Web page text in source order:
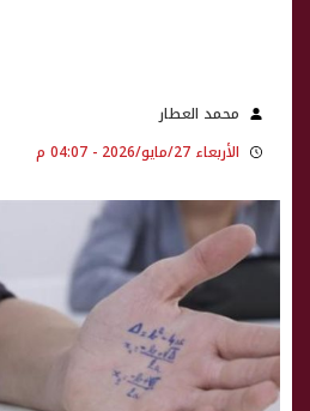
محمد العطار
الأربعاء 27/مايو/2026 - 04:07 م